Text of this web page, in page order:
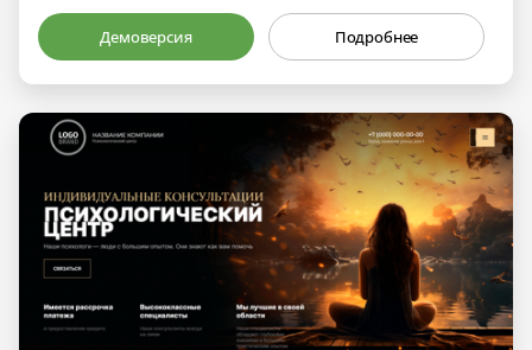
Демоверсия Подробнее